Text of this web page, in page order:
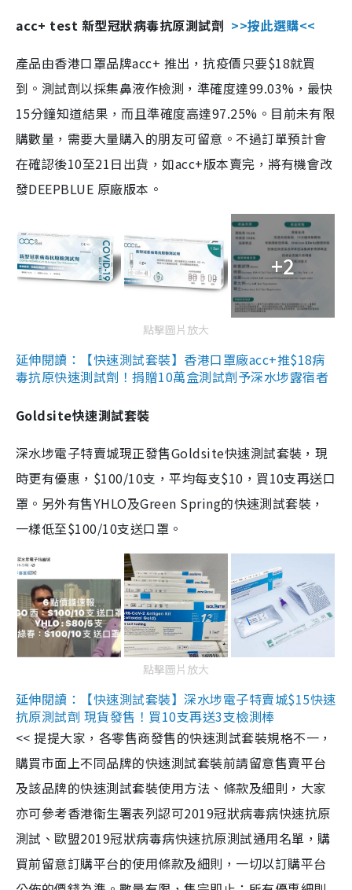
acc+ test 新型冠狀病毒抗原測試劑 >>按此選購<<
產品由香港口罩品牌acc+ 推出，抗疫價只要$18就買
到。測試劑以採集鼻液作檢測，準確度達99.03%，最快
15分鐘知道結果，而且準確度高達97.25%。目前未有限
購數量，需要大量購入的朋友可留意。不過訂單預計會
在確認後10至21日出貨，如acc+版本賣完，將有機會改
發DEEPBLUE 原廠版本。
+2
點擊圖片放大
延伸閱讀：【快速測試套裝】香港口罩廠acc+推$18病
毒抗原快速測試劑！捐贈10萬盒測試劑予深水埗露宿者
Goldsite快速測試套裝
深水埗電子特賣城現正發售Goldsite快速測試套裝，現
時更有優惠，$100/10支，平均每支$10，買10支再送口
罩。另外有售YHLO及Green Spring的快速測試套裝，
一樣低至$100/10支送口罩。
點擊圖片放大
延伸閱讀：【快速測試套裝】深水埗電子特賣城$15快速
抗原測試劑 現貨發售！買10支再送3支檢測棒
<< 提提大家，各零售商發售的快速測試套裝規格不一，
購買市面上不同品牌的快速測試套裝前請留意售賣平台
及該品牌的快速測試套裝使用方法、條款及細則，大家
亦可參考香港衞生署表列認可2019冠狀病毒病快速抗原
測試、歐盟2019冠狀病毒病快速抗原測試通用名單，購
買前留意訂購平台的使用條款及細則，一切以訂購平台